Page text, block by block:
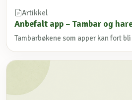
Artikkel
Anbefalt app – Tambar og
Tambarbøkene som apper kan fort